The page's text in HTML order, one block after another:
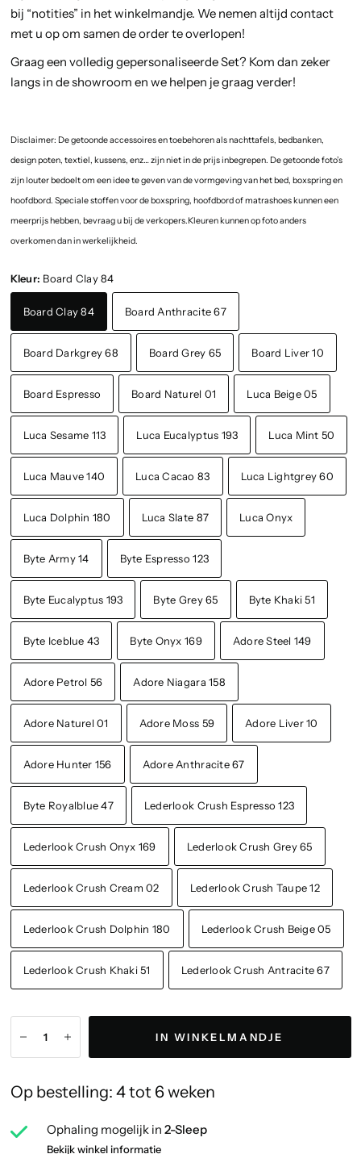
bij “notities” in het winkelmandje. We nemen altijd contact
met u op om samen de order te overlopen!
Graag een volledig gepersonaliseerde Set? Kom dan zeker
langs in de showroom en we helpen je graag verder!
Disclaimer: De getoonde accessoires en toebehoren als nachttafels, bedbanken,
design poten, textiel, kussens, enz… zijn niet in de prijs inbegrepen. De getoonde foto’s
zijn louter bedoelt om een idee te geven van de vormgeving van het bed, boxspring en
hoofdbord. Speciale stoffen voor de boxspring, hoofdbord of matrashoes kunnen een
meerprijs hebben, bevraag u bij de verkopers.Kleuren kunnen op foto anders
overkomen dan in werkelijkheid.
Kleur: Board Clay 84
Board Clay 84 Board Anthracite 67
Board Darkgrey 68 Board Grey 65 Board Liver 10
Board Espresso Board Naturel 01 Luca Beige 05
Luca Sesame 113 Luca Eucalyptus 193 Luca Mint 50
Luca Mauve 140 Luca Cacao 83 Luca Lightgrey 60
Luca Dolphin 180 Luca Slate 87 Luca Onyx
Byte Army 14 Byte Espresso 123
Byte Eucalyptus 193 Byte Grey 65 Byte Khaki 51
Byte Iceblue 43 Byte Onyx 169 Adore Steel 149
Adore Petrol 56 Adore Niagara 158
Adore Naturel 01 Adore Moss 59 Adore Liver 10
Adore Hunter 156 Adore Anthracite 67
Byte Royalblue 47 Lederlook Crush Espresso 123
Lederlook Crush Onyx 169 Lederlook Crush Grey 65
Lederlook Crush Cream 02 Lederlook Crush Taupe 12
Lederlook Crush Dolphin 180 Lederlook Crush Beige 05
Lederlook Crush Khaki 51 Lederlook Crush Antracite 67
IN WINKELMANDJE
Op bestelling: 4 tot 6 weken
Ophaling mogelijk in 2-Sleep
Bekijk winkel informatie